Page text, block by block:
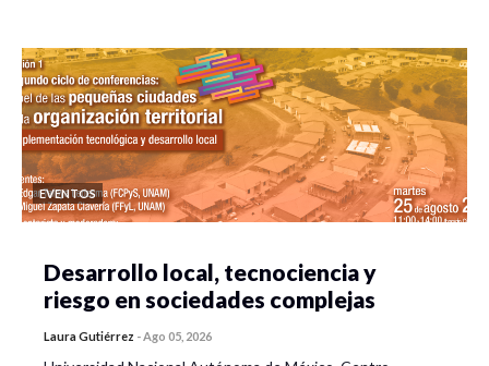
EVENTOS
Desarrollo local, tecnociencia y
riesgo en sociedades complejas
Laura Gutiérrez -Ago 05, 2026